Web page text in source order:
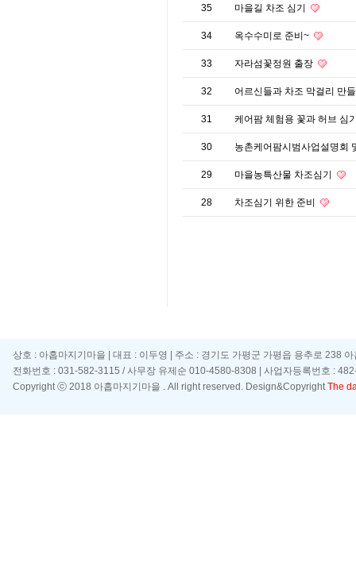
35 마을길 차조 심기
34 옥수수미로 준비~
33 자라섬꽃정원 출장
32 어르신들과 차조 막걸리 만
31 케어팜 체험용 꽃과 허브 심
30 농촌케어팜시범사업설명회
29 마을농특산물 차조심기
28 차조심기 위한 준비
상호 : 아홉마지기마을 | 대표 : 이두영 | 주소 : 경기도 가평군 가평읍 용추로 238
전화번호 : 031-582-3115 / 사무장 유제순 010-4580-8308 | 사업자등록번호 :
Copyright ⓒ 2018 아홉마지기마을 . All right reserved. Design&CopyrightThe